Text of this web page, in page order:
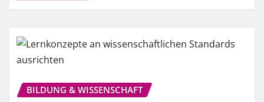
BILDUNG & WISSENSCHAFT